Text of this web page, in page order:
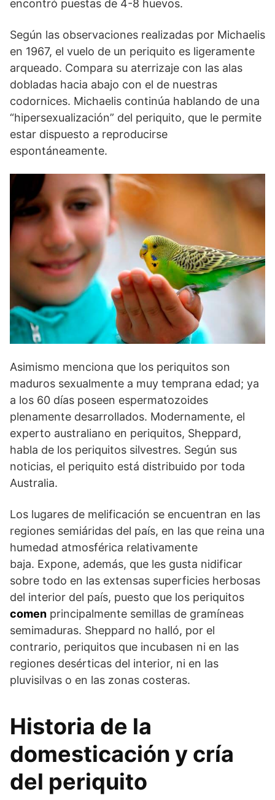
encontró puestas de 4-8 huevos.
Según las observaciones realizadas por Michaelis
en 1967, el vuelo de un periquito es ligeramente
arqueado. Compara su aterrizaje con las alas
dobladas hacia abajo con el de nuestras
codornices. Michaelis continúa hablando de una
“hipersexualización” del periquito, que le permite
estar dispuesto a reproducirse
espontáneamente.
Asimismo menciona que los periquitos son
maduros sexualmente a muy temprana edad; ya
a los 60 días poseen espermatozoides
plenamente desarrollados. Modernamente, el
experto australiano en periquitos, Sheppard,
habla de los periquitos silvestres. Según sus
noticias, el periquito está distribuido por toda
Australia.
Los lugares de melificación se encuentran en las
regiones semiáridas del país, en las que reina una
humedad atmosférica relativamente
baja. Expone, además, que les gusta nidificar
sobre todo en las extensas superficies herbosas
del interior del país, puesto que los periquitos
comen principalmente semillas de gramíneas
semimaduras. Sheppard no halló, por el
contrario, periquitos que incubasen ni en las
regiones desérticas del interior, ni en las
pluvisilvas o en las zonas costeras.
Historia de la
domesticación y cría
del periquito